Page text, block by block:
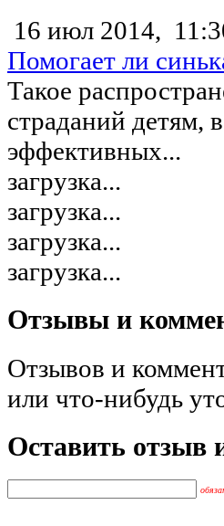
16 июл 2014,
Помогает ли
Такое
страданий детям,
эффективных...
загрузка...
загрузка...
загрузка...
загрузка...
Отзывы и
Отзывов и
или что-нибудь
Оставить отзыв